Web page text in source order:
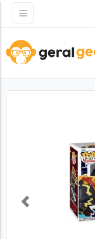
Previous